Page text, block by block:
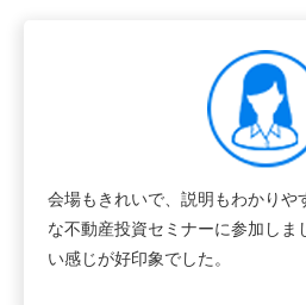
会場もきれいで、説明もわかりや
な不動産投資セミナーに参加しま
い感じが好印象でした。